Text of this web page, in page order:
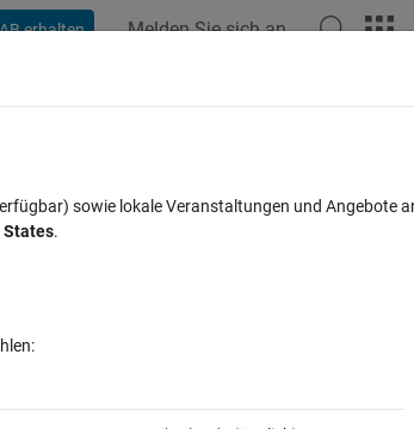
erhalten Melden Sie sich an
sowie lokale Veranstaltungen und Angebote
States.